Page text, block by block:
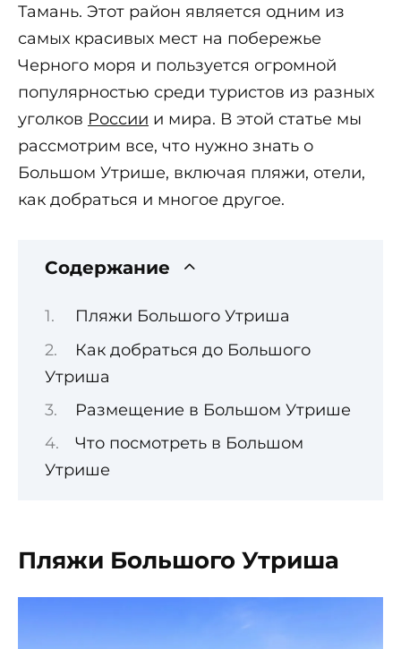
Тамань. Этот район является одним из
самых красивых мест на побережье
Черного моря и пользуется огромной
популярностью среди туристов из разных
уголков России и мира. В этой статье мы
рассмотрим все, что нужно знать о
Большом Утрише, включая пляжи, отели,
как добраться и многое другое.
Содержание
Пляжи Большого Утриша
Как добраться до Большого
Утриша
Размещение в Большом Утрише
Что посмотреть в Большом
Утрише
Пляжи Большого Утриша